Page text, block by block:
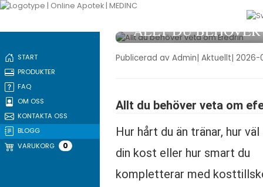
START
PRODUKTER
FAQ
OM OSS
KONTAKTA OSS
BLOGG
VARUKORG
0
ALLT DU
OM EFEDRIN
Publicerad av Admin| Aktuellt| 2026-
Allt du behöver veta om
Hur hårt du än tränar, hur
din kost eller hur smart du
kompletterar med